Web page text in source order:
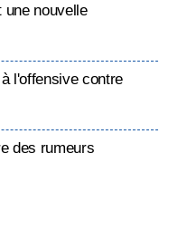
une nouvelle
l'offensive contre
des rumeurs